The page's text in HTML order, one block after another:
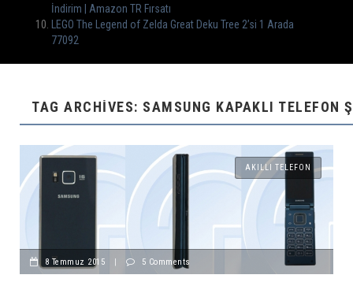
İndirim | Amazon TR Fırsatı
LEGO The Legend of Zelda Great Deku Tree 2’si 1 Arada
77092
TAG ARCHIVES: SAMSUNG KAPAKLI TELEFON
AKILLI TELEFON
8 Temmuz 2015 | 5 Comments